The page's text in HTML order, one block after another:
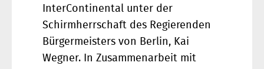
InterContinental unter der
Schirmherrschaft des Regierenden
Bürgermeisters von Berlin, Kai
Wegner. In Zusammenarbeit mit